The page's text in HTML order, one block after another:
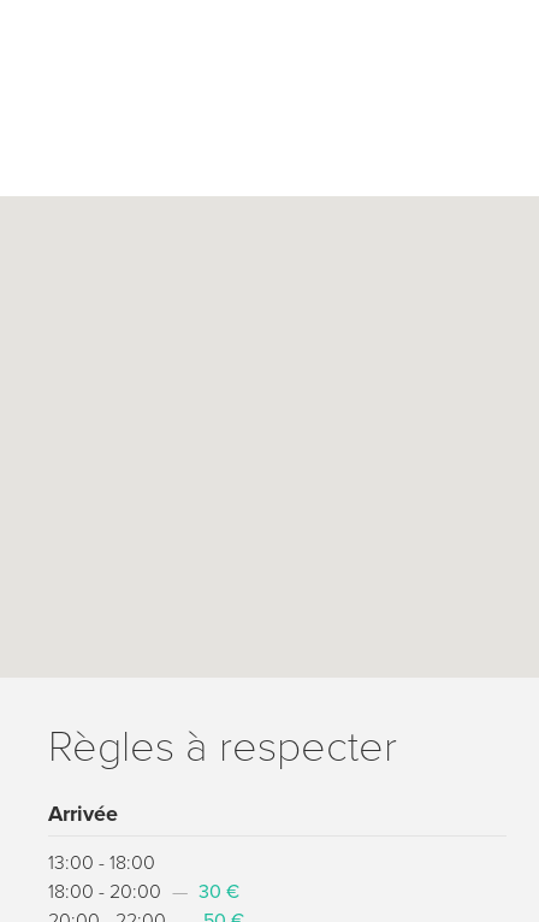
Règles à respecter
Arrivée
13:00 - 18:00
18:00 - 20:00 — 30 €